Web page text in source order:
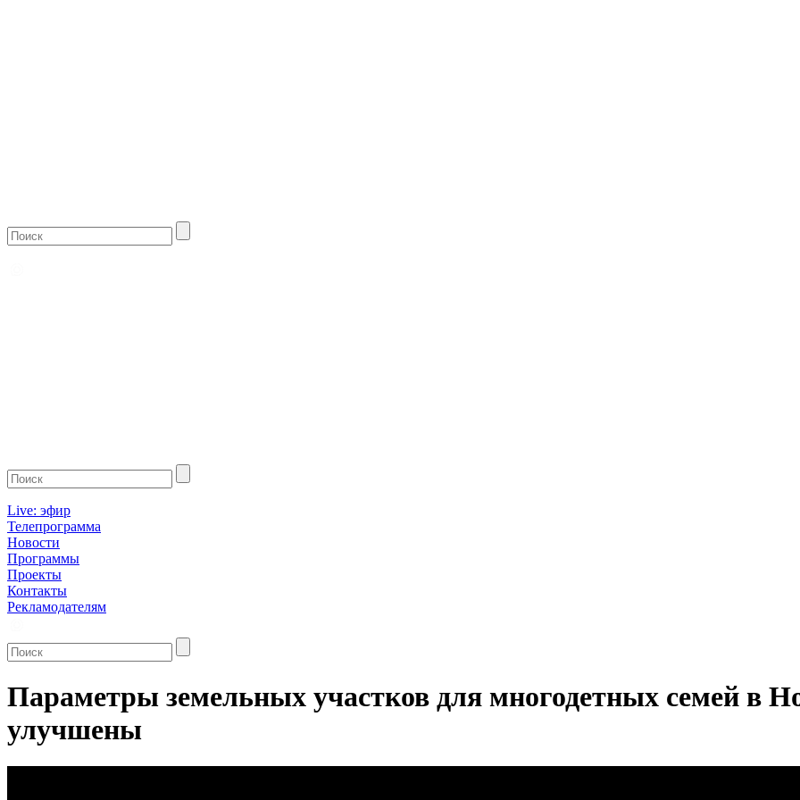
Live: эфир
Телепрограмма
Новости
Программы
Проекты
Контакты
Рекламодателям
Параметры земельных участков для многодетных семей в
улучшены